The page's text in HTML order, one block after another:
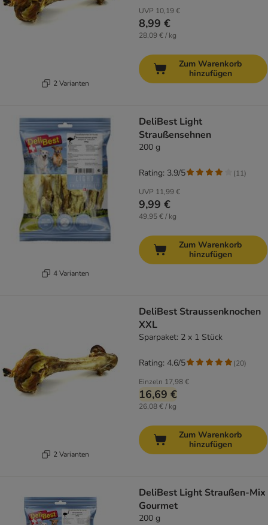
2 Varianten
UVP 10,19 €
8,99 €
28,09 € / kg
Zum Warenkorb
hinzufügen
4 Varianten
DeliBest Light
Straußensehnen
200 g
UVP 11,99 €
9,99 €
49,95 € / kg
Rating: 3.9/5 (11)
Zum Warenkorb
hinzufügen
2 Varianten
DeliBest Straussenknochen
XXL
Sparpaket: 2 x 1 Stück
Einzeln 17,98 €
16,69 €
26,08 € / kg
Rating: 4.6/5 (20)
Zum Warenkorb
hinzufügen
DeliBest Light Straußen-Mix
Gourmet
200 g